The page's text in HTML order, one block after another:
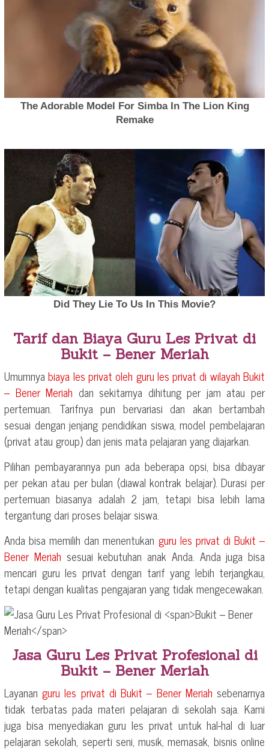
Tarif dan Biaya Guru Les Privat di
Bukit – Bener Meriah
Umumnyabiaya les privat oleh guru les privat di wilayahBukit
– Bener Meriah dan sekitarnya dihitung per jam atau per
pertemuan. Tarifnya pun bervariasi dan akan bertambah
sesuai dengan jenjang pendidikan siswa, model pembelajaran
(privat atau group) dan jenis mata pelajaran yang diajarkan.
Pilihan pembayarannya pun ada beberapa opsi, bisa dibayar
per pekan atau per bulan (diawal kontrak belajar). Durasi per
pertemuan biasanya adalah 2 jam, tetapi bisa lebih lama
tergantung dari proses belajar siswa.
Anda bisa memilih dan menentukan guru les privat di Bukit –
Bener Meriah sesuai kebutuhan anak Anda. Anda juga bisa
mencari guru les privat dengan tarif yang lebih terjangkau,
tetapi dengan kualitas pengajaran yang tidak mengecewakan.
Jasa Guru Les Privat Profesional di
Bukit – Bener Meriah
Layananguru les privat diBukit – Bener Meriah sebenarnya
tidak terbatas pada materi pelajaran di sekolah saja. Kami
juga bisa menyediakan guru les privat untuk hal-hal di luar
pelajaran sekolah, seperti seni, musik, memasak, bisnis online